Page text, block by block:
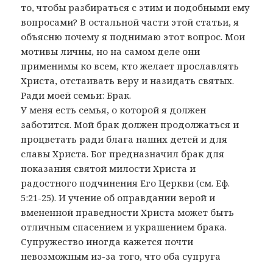
то, чтобы разбираться с этим и подобными ему
вопросами? В остальной части этой статьи, я
объясню почему я поднимаю этот вопрос. Мои
мотивы личны, но на самом деле они
применимы ко всем, кто желает прославлять
Христа, отстаивать веру и назидать святых.
Ради моей семьи: Брак.
У меня есть семья, о которой я должен
заботится. Мой брак должен продолжаться и
процветать ради блага наших детей и для
славы Христа. Бог предназначил брак для
показания святой милости Христа и
радостного подчинения Его Церкви (см. Еф.
5:21-25). И учение об оправдании верой и
вмененной праведности Христа может быть
отличным спасением и украшением брака.
Супружество иногда кажется почти
невозможным из-за того, что оба супруга